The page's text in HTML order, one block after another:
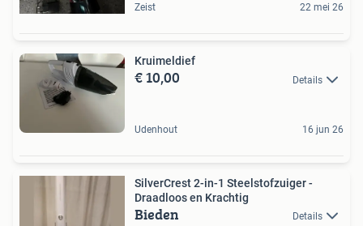
Zeist 22 mei 26
Kruimeldief
€ 10,00 Details
Udenhout 16 jun 26
SilverCrest 2-in-1 Steelstofzuiger -
Draadloos en Krachtig
Bieden Details